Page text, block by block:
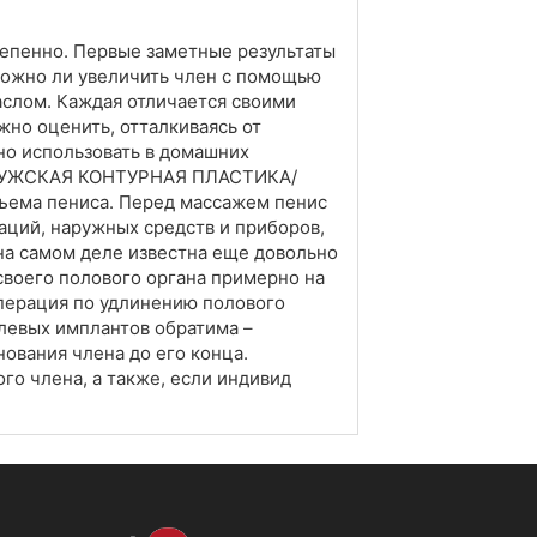
Первые заметные результаты
ли увеличить член с помощью
Каждая отличается своими
оценить, отталкиваясь от
использовать в домашних
МУЖСКАЯ КОНТУРНАЯ ПЛАСТИКА/
пениса. Перед массажем пенис
наружных средств и приборов,
самом деле известна еще довольно
полового органа примерно на
по удлинению полового
имплантов обратима –
члена до его конца.
члена, а также, если индивид